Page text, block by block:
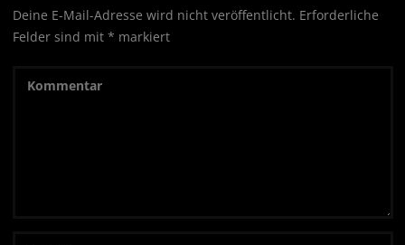
Deine E-Mail-Adresse wird nicht veröffentlicht. Erforderliche
Felder sind mit * markiert